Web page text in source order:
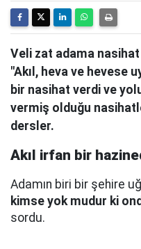
Veli zat adama
"Akıl, heva ve hevese
bir nasihat verdi ve
vermiş olduğu
dersler.
Akıl irfan bir
Adamın biri bir şehire
kimse yok mudur ki
sordu.